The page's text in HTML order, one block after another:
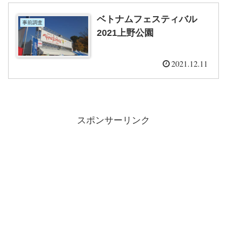
事前調査
ベトナムフェスティバル
2021上野公園
2021.12.11
スポンサーリンク